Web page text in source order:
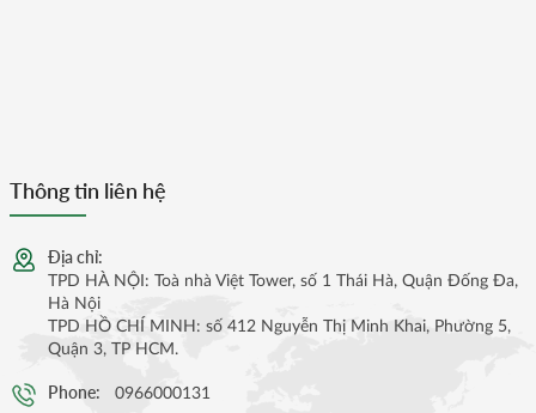
Thông tin liên hệ
Địa chỉ:
TPD HÀ NỘI: Toà nhà Việt Tower, số 1 Thái Hà, Quận Đống Đa,
Hà Nội
TPD HỒ CHÍ MINH: số 412 Nguyễn Thị Minh Khai, Phường 5,
Quận 3, TP HCM.
Phone: 0966000131